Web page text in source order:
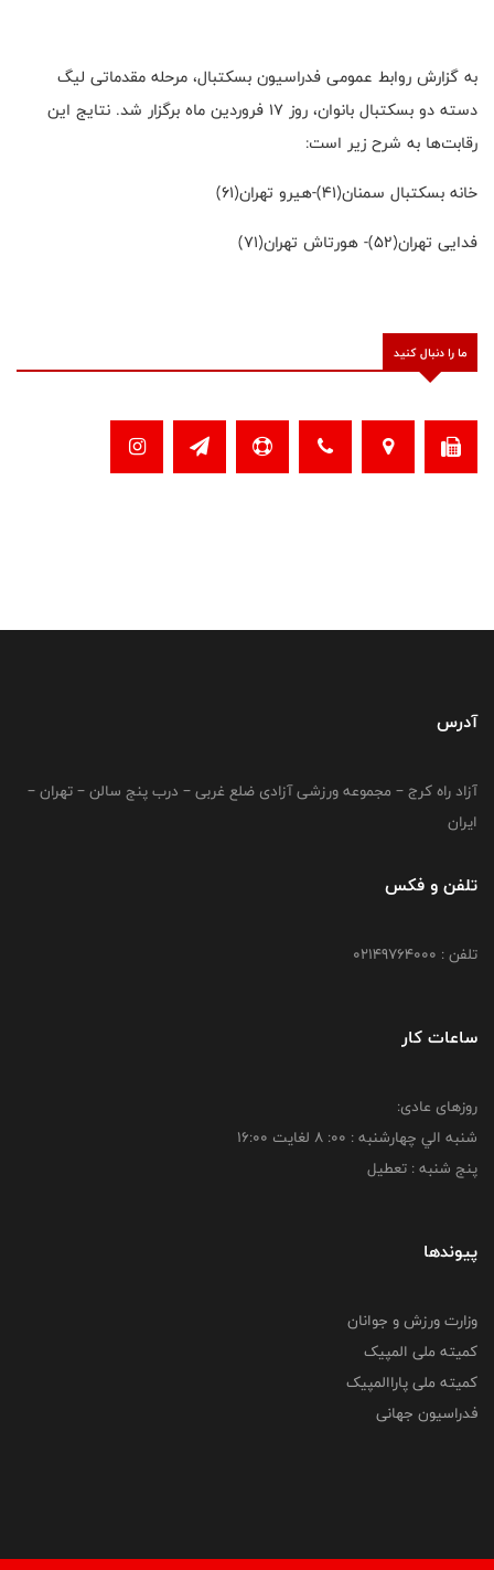
به گزارش روابط عمومی فدراسیون بسکتبال، مرحله مقدماتی لیگ
دسته دو بسکتبال بانوان، روز ۱۷ فروردین ماه برگزار شد. نتایج این
رقابت‌ها به شرح زیر است:
خانه بسکتبال سمنان(۴۱)-هیرو تهران(۶۱)
فدایی تهران(۵۲)- هورتاش تهران(۷۱)
ما را دنبال کنید
آدرس
آزاد راه کرج – مجموعه ورزشی آزادی ضلع غربی – درب پنج سالن – تهران –
ایران
تلفن و فکس
تلفن : 02149764000
ساعات کار
روزهای عادی:
شنبه الي چهارشنبه : 00: 8 لغايت 16:00
پنج شنبه : تعطیل
پیوندها
وزارت ورزش و جوانان
کمیته ملی المپیک
کمیته ملی پاراالمپیک
فدراسیون جهانی